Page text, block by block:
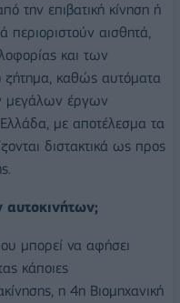
την επιβατική κίνηση ή
περιοριστούν αισθητά,
και των
ζήτημα, καθώς αυτόματα
μεγάλων έργων
με αποτέλεσμα τα
διστακτικά ως προς
αυτοκινήτων;
μπορεί να αφήσει
κάποιες
η 4η Βιομηχανική